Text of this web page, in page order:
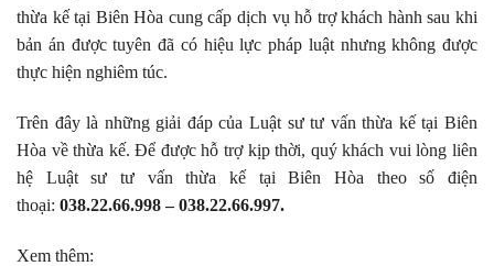
thừa kế tại Biên Hòa cung cấp dịch vụ hỗ trợ khách hành sau khi
bản án được tuyên đã có hiệu lực pháp luật nhưng không được
thực hiện nghiêm túc.
Trên đây là những giải đáp của Luật sư tư vấn thừa kế tại Biên
Hòa về thừa kế. Để được hỗ trợ kịp thời, quý khách vui lòng liên
hệ Luật sư tư vấn thừa kế tại Biên Hòa theo số điện
thoại: 038.22.66.998 – 038.22.66.997.
Xem thêm: